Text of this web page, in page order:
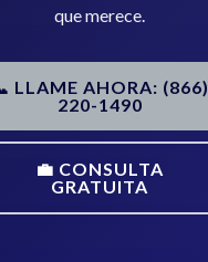
que merece.
LLAME AHORA: (866)
220-1490
💼 CONSULTA
GRATUITA